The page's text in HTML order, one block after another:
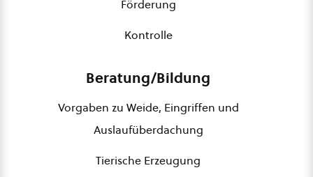
Förderung
Kontrolle
Beratung/Bildung
Vorgaben zu Weide, Eingriffen und
Auslaufüberdachung
Tierische Erzeugung